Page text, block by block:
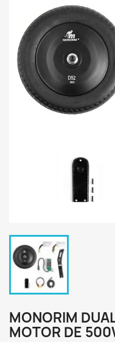
MONORIM
MOTOR DE